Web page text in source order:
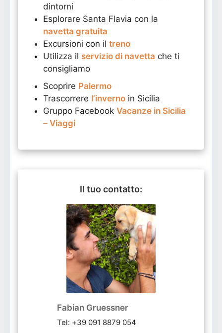
dintorni
Esplorare Santa Flavia con la
navetta gratuita
Excursioni con il treno
Utilizza il servizio di navetta che ti
consigliamo
Scoprire Palermo
Trascorrere l’inverno in Sicilia
Gruppo Facebook Vacanze in Sicilia
– Viaggi
Il tuo contatto:
Fabian Gruessner
Tel: +39 091 8879 054